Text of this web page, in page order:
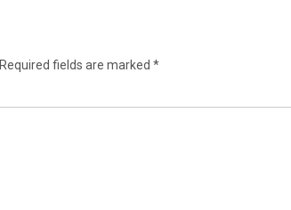
Required fields are marked *